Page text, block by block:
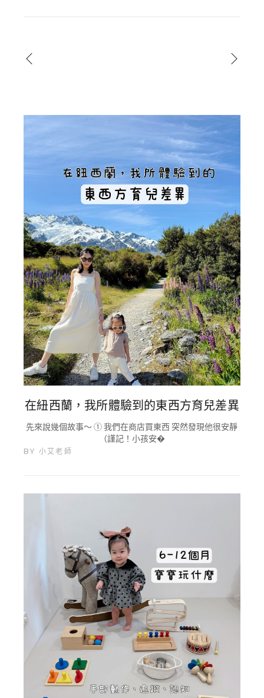
在紐西蘭，我所體驗到的東西方育兒差異
先來說幾個故事～ ① 我們在商店買東西 突然發現他很安靜
（謹記！小孩安�
BY 小艾老師